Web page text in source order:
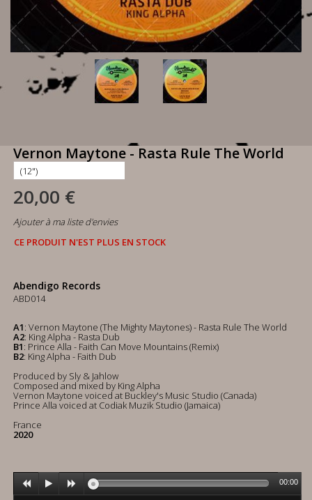
Vernon Maytone - Rasta Rule The World
20,00 €
Ajouter à ma liste d'envies
CE PRODUIT N'EST PLUS EN STOCK
Abendigo Records
ABD014
A1: Vernon Maytone (The Mighty Maytones) - Rasta Rule The World
A2: King Alpha - Rasta Dub
B1: Prince Alla - Faith Can Move Mountains (Remix)
B2: King Alpha - Faith Dub
Produced by Sly & Jahlow
Composed and mixed by King Alpha
Vernon Maytone voiced at Buckley's Music Studio (Canada)
Prince Alla voiced at Codiak Muzik Studio (Jamaica)
France
2020
00:00